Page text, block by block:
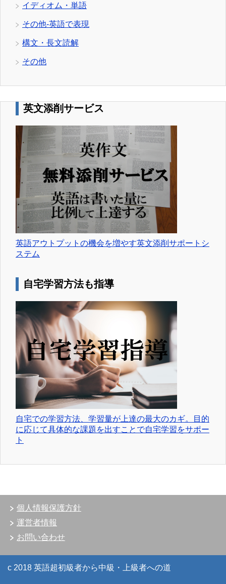
イディオム・単語
その他-英語で表現
構文・長文読解
その他
英文添削サービス
英語アウトプットの機会を増やす英文添削サポートシ
ステム
自宅学習方法も指導
自宅での学習方法、学習量が上達の最大のカギ。目的
に応じて具体的な課題を出すことで自宅学習をサポー
ト
個人情報保護方針
運営者情報
お問い合わせ
c 2018 英語超初級者から中級・上級者への道